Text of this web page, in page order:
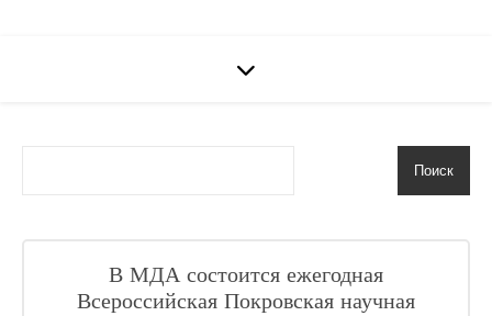
Поиск
В МДА состоится ежегодная
Всероссийская Покровская научная